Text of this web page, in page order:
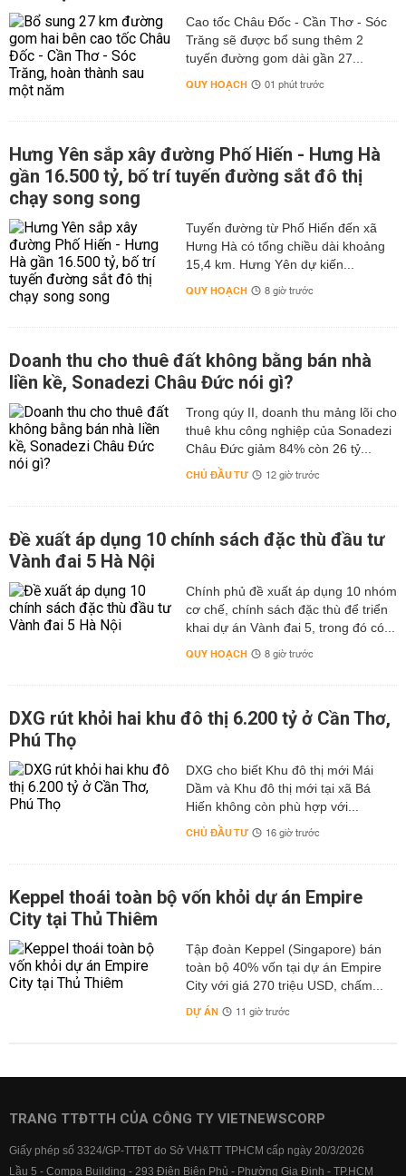
Cao tốc Châu Đốc - Cần Thơ - Sóc
Trăng sẽ được bổ sung thêm 2
tuyến đường gom dài gần 27...
QUY HOẠCH 01 phút trước
Hưng Yên sắp xây đường Phố Hiến - Hưng Hà
gần 16.500 tỷ, bố trí tuyến đường sắt đô thị
chạy song song
Tuyến đường từ Phố Hiến đến xã
Hưng Hà có tổng chiều dài khoảng
15,4 km. Hưng Yên dự kiến...
QUY HOẠCH 8 giờ trước
Doanh thu cho thuê đất không bằng bán nhà
liền kề, Sonadezi Châu Đức nói gì?
Trong qúy II, doanh thu mảng lõi cho
thuê khu công nghiệp của Sonadezi
Châu Đức giảm 84% còn 26 tỷ...
CHỦ ĐẦU TƯ 12 giờ trước
Đề xuất áp dụng 10 chính sách đặc thù đầu tư
Vành đai 5 Hà Nội
Chính phủ đề xuất áp dụng 10 nhóm
cơ chế, chính sách đặc thù để triển
khai dự án Vành đai 5, trong đó có...
QUY HOẠCH 8 giờ trước
DXG rút khỏi hai khu đô thị 6.200 tỷ ở Cần Thơ,
Phú Thọ
DXG cho biết Khu đô thị mới Mái
Dầm và Khu đô thị mới tại xã Bá
Hiến không còn phù hợp với...
CHỦ ĐẦU TƯ 16 giờ trước
Keppel thoái toàn bộ vốn khỏi dự án Empire
City tại Thủ Thiêm
Tập đoàn Keppel (Singapore) bán
toàn bộ 40% vốn tại dự án Empire
City với giá 270 triệu USD, chấm...
DỰ ÁN 11 giờ trước
TRANG TTĐTTH CỦA CÔNG TY VIETNEWSCORP
Giấy phép số 3324/GP-TTĐT do Sở VH&TT TPHCM cấp ngày 20/3/2026
Lầu 5 - Compa Building - 293 Điện Biên Phủ - Phường Gia Định - TP.HCM